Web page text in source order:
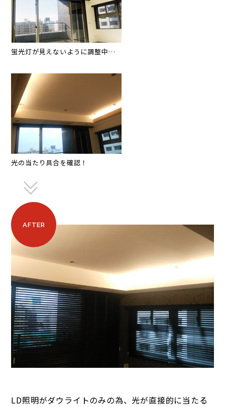
蛍光灯が見えないように調整中…
光の当たり具合を確認！
AFTER
LD照明がダウライトのみの為、光が直接的に当たる